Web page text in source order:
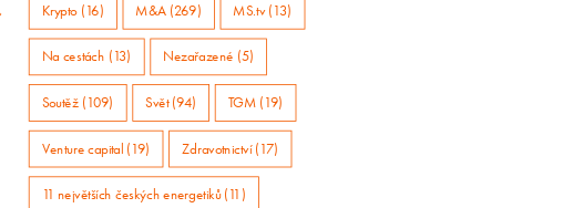
Krypto (16) M&A (269) MS.tv (13)
Na cestách (13) Nezařazené (5)
Soutěž (109) Svět (94) TGM (19)
Venture capital (19) Zdravotnictví (17)
11 největších českých energetiků (11)